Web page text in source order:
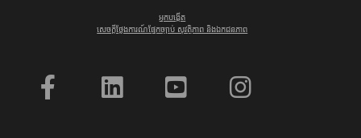
អ្នកបង្កើត
សេចក្តីថ្លែងការណ៍ផ្នែកច្បាប់ សុវត្ថិភាព និងឯកជនភាព